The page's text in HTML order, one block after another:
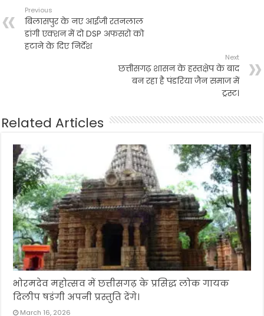
Previous
बिलासपुर के नए आईजी रतनलाल
डांगी एक्शन में दो DSP अफसरो को
हटाने के दिए निर्देश
Next
छत्तीसगढ़ शासन के हस्तक्षेप के बाद
बन रहा है पंडरिया जैन समाज में
ट्रस्ट।
Related Articles
भोरमदेव महोत्सव में छत्तीसगढ़ के प्रसिद्ध लोक गायक
दिलीप षडंगी अपनी प्रस्तुति देंगे।
March 16, 2026